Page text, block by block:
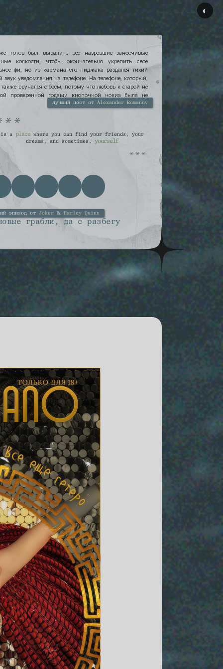
готов был вывалить все назревшие заносчивые
колкости, чтобы окончательно укрепить свое
фи, но из кармана его пиджака раздался тихий
звук уведомления на телефоне. На телефоне, который,
вручался с боем, потому что любовь к старой не
проверенной годами кнопочной нокиа была не
потому что «ну, пойми ты, Миша, не мое это все».
лучший пост от Alexander Romanov
эпизод от Joker & Harley Quinn
грабли, да с разбегу
is a place where you can find your friends, your
dreams, and sometimes, yourself
◐